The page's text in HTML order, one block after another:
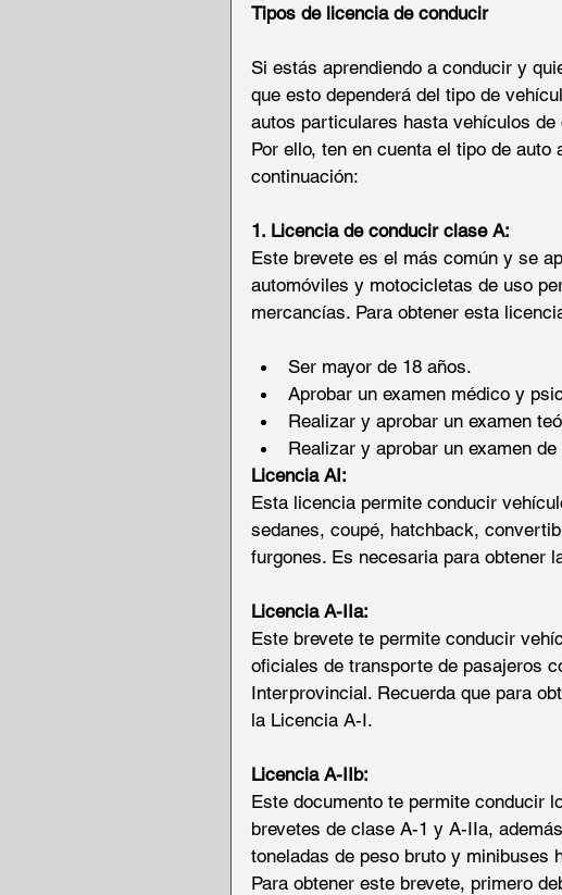
Tipos de licencia de conducir
Si estás aprendiendo a conducir y
que esto dependerá del tipo de
autos particulares hasta vehículos de
Por ello, ten en cuenta el tipo de
continuación:
1. Licencia de conducir clase A:
Este brevete es el más común y se
automóviles y motocicletas de uso
mercancías. Para obtener esta
Ser mayor de 18 años.
Aprobar un examen médico y
Realizar y aprobar un examen
Realizar y aprobar un examen
Licencia AI:
Esta licencia permite conducir
sedanes, coupé, hatchback,
furgones. Es necesaria para obtener
Licencia A-IIa:
Este brevete te permite conducir
oficiales de transporte de pasajeros
Interprovincial. Recuerda que para
la Licencia A-I.
Licencia A-IIb:
Este documento te permite conducir
brevetes de clase A-1 y A-IIa,
toneladas de peso bruto y minibuses
Para obtener este brevete, primero